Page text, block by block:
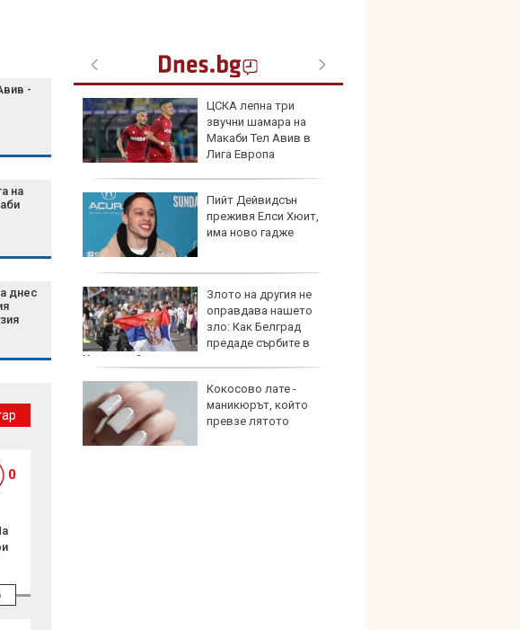
-
на
днес
в
евро
нашия
ЦСКА лепна три
звучни шамара на
Макаби Тел Авив в
Лига Европа
Пийт Дейвидсън
преживя Елси Хюит,
има ново гадже
Злото на другия не
оправдава нашето
зло: Как Белград
предаде сърбите в
Хърватия?
Кокосово лате -
маникюрът, който
превзе лятото
0